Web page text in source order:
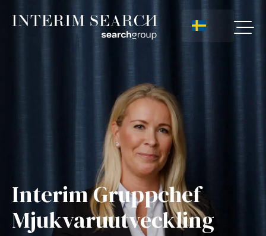
Interim Gruppchef
Mjukvaruutveckling